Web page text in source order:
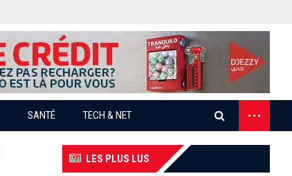
SANTÉ TECH & NET
...
LES PLUS LUS